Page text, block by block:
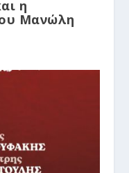
η
Μανώλη